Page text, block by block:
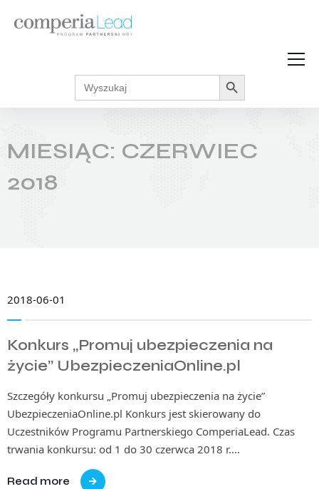
Strefa Wiedzy
Akcje promocyjne
Search
for:
Search Button
MIESIĄC: CZERWIEC
2018
2018-06-01
Konkurs „Promuj ubezpieczenia na
życie” UbezpieczeniaOnline.pl
Szczegóły konkursu „Promuj ubezpieczenia na życie”
UbezpieczeniaOnline.pl Konkurs jest skierowany do
Uczestników Programu Partnerskiego ComperiaLead. Czas
trwania konkursu: od 1 do 30 czerwca 2018 r….
Read more